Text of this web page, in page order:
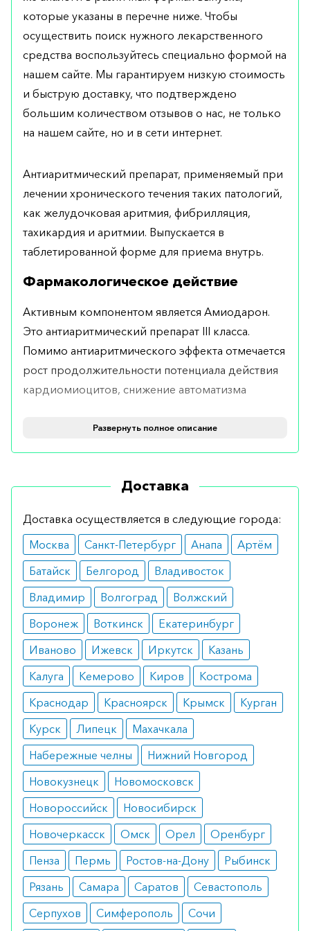
которые указаны в перечне ниже. Чтобы
осуществить поиск нужного лекарственного
средства воспользуйтесь специально формой на
нашем сайте. Мы гарантируем низкую стоимость
и быструю доставку, что подтверждено
большим количеством отзывов о нас, не только
на нашем сайте, но и в сети интернет.
Антиаритмический препарат, применяемый при
лечении хронического течения таких патологий,
как желудочковая аритмия, фибрилляция,
тахикардия и аритмии. Выпускается в
таблетированной форме для приема внутрь.
Фармакологическое действие
Активным компонентом является Амиодарон.
Это антиаритмический препарат III класса.
Помимо антиаритмического эффекта отмечается
рост продолжительности потенциала действия
кардиомиоцитов, снижение автоматизма
сердечных сокращений.
Показания
Назначается для лечения желудочковых
пациентов с органическим поражением сердца,
при мерцательной аритмии, также можно
использовать средство при ИБС с нарушением
функции левого желудочка.
Противопоказания
К противопоказаниям относятся снижение
уровня калия и магния в крови, а также
синусовая брадикардия.
Побочные эффекты
Таблетки при соблюдении дозировки не
вызывают побочных симптомов. Крайне редко
пациенты отмечают тошноту, рвоту и изменения
в печеночных ферментах.
Режим дозирования
Лекарство принимают внутрь до еды. Суточная
дозировка составляете 600-800 мг в сутки.
Постепенно дозу можно повышать до 10 г в
сутки. В домашних условиях препарат
Развернуть полное описание
Доставка
Доставка осуществляется в следующие города:
Москва
Санкт-Петербург Анапа
Артём
Батайск
Белгород
Владивосток
Владимир
Волгоград
Волжский
Воронеж
Воткинск
Екатеринбург
Иваново
Ижевск Иркутск
Казань
Калуга
Кемерово Киров
Кострома
Краснодар
Красноярск Крымск
Курган
Курск
Липецк
Махачкала
Набережные челны
Нижний Новгород
Новокузнецк
Новомосковск
Новороссийск
Новосибирск
Новочеркасск
Омск Орел
Оренбург
Пенза
Пермь Ростов-на-Дону
Рыбинск
Рязань
Самара Саратов
Севастополь
Серпухов
Симферополь
Сочи